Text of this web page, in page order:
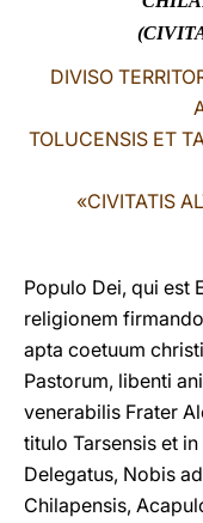
DIVISO
TOLUCENSIS ET
«CIVITATIS
Populo Dei, qui est
religionem
apta coetuum
Pastorum, libenti
venerabilis Frater
titulo Tarsensis et
Delegatus, Nobis
Chilapensis,